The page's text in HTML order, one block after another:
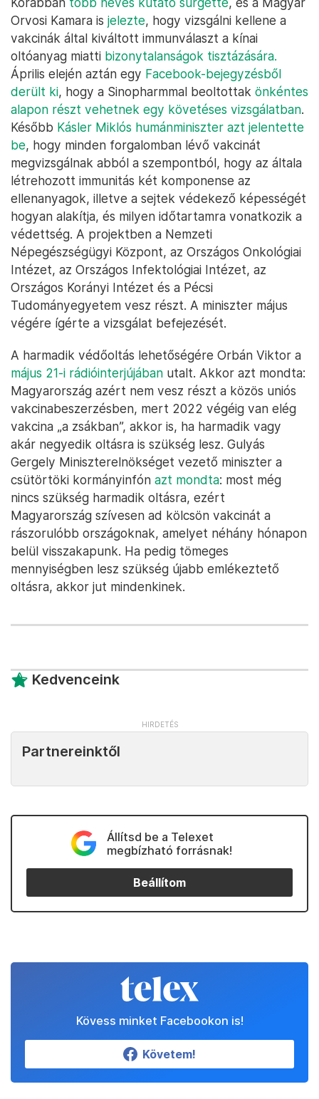
Orvosi Kamara is jelezte, hogy vizsgálni kellene a
vakcinák által kiváltott immunválaszt a kínai
oltóanyag miatti bizonytalanságok tisztázására.
Április elején aztán egy Facebook-bejegyzésből
derült ki, hogy a Sinopharmmal beoltottak önkéntes
alapon részt vehetnek egy követéses vizsgálatban.
Később Kásler Miklós humánminiszter azt jelentette
be, hogy minden forgalomban lévő vakcinát
megvizsgálnak abból a szempontból, hogy az általa
létrehozott immunitás két komponense az
ellenanyagok, illetve a sejtek védekező képességét
hogyan alakítja, és milyen időtartamra vonatkozik a
védettség. A projektben a Nemzeti
Népegészségügyi Központ, az Országos Onkológiai
Intézet, az Országos Infektológiai Intézet, az
Országos Korányi Intézet és a Pécsi
Tudományegyetem vesz részt. A miniszter május
végére ígérte a vizsgálat befejezését.
A harmadik védőoltás lehetőségére Orbán Viktor a
május 21-i rádióinterjújában utalt. Akkor azt mondta:
Magyarország azért nem vesz részt a közös uniós
vakcinabeszerzésben, mert 2022 végéig van elég
vakcina „a zsákban”, akkor is, ha harmadik vagy
akár negyedik oltásra is szükség lesz. Gulyás
Gergely Miniszterelnökséget vezető miniszter a
csütörtöki kormányinfón azt mondta: most még
nincs szükség harmadik oltásra, ezért
Magyarország szívesen ad kölcsön vakcinát a
rászorulóbb országoknak, amelyet néhány hónapon
belül visszakapunk. Ha pedig tömeges
mennyiségben lesz szükség újabb emlékeztető
oltásra, akkor jut mindenkinek.
Kedvenceink
Partnereinktől
Állítsd be a Telexet
megbízható forrásnak!
Beállítom
Kövess minket Facebookon is!
Követem!